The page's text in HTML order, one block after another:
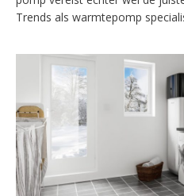
Trends als warmtepomp